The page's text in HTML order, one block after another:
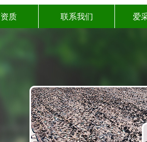
质 联系我们 爱